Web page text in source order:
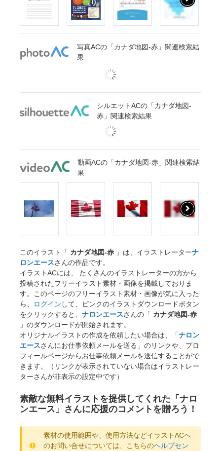
写真ACの「カナダ地図-赤」関連検索結
果
シルエットACの「カナダ地図-
赤」関連検索結果
動画ACの「カナダ地図-赤」関連検索結
果
このイラスト「 カナダ地図-赤 」は、イラストレーターナ
ロンエースさんの作品です。
イラストACには、 たくさんのイラストレーターの方から
投稿されたフリーイラスト素材・画像を掲載しておりま
す。このページのフリーイラスト素材・画像が気に入った
ら、
ログイン して、ピンクのイラストダウンロードボタン
をクリックすると、 ナロンエースさんの「 カナダ地図-赤
」のダウンロードが開始されます。
オリジナルイラストの作成を依頼したい場合は、「ナロン
エースさんにお仕事依頼メールを送る」のリンクや、プロ
フィールページからお仕事依頼メールを送信することがで
きます。（リンクが表示されていない場合はイラストレー
ターさんが非表示の設定中です）
素敵な無料イラストを提供してくれた「ナロ
ンエース」さんに応援のコメントを贈ろう！
素材の使用範囲や、使用方法などイラストACへ
のお問い合せについては、こちらのヘルプセン